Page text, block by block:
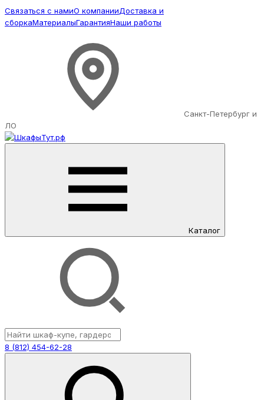
Связаться с намиО компанииДоставка и
сборкаМатериалыГарантияНаши работы
Санкт-Петербург и
ЛО
Каталог
8 (812) 454-62-28